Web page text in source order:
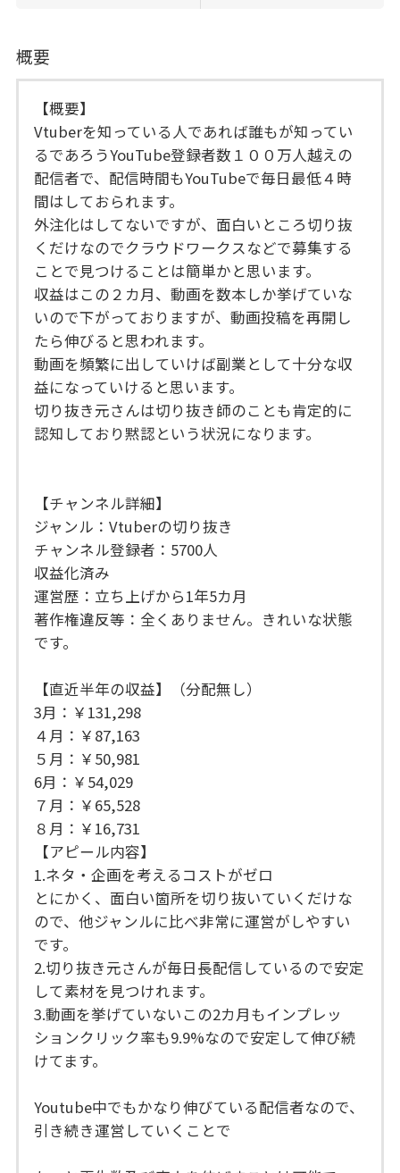
概要
【概要】
Vtuberを知っている人であれば誰もが知ってい
るであろうYouTube登録者数１００万人越えの
配信者で、配信時間もYouTubeで毎日最低４時
間はしておられます。
外注化はしてないですが、面白いところ切り抜
くだけなのでクラウドワークスなどで募集する
ことで見つけることは簡単かと思います。
収益はこの２カ月、動画を数本しか挙げていな
いので下がっておりますが、動画投稿を再開し
たら伸びると思われます。
動画を頻繁に出していけば副業として十分な収
益になっていけると思います。
切り抜き元さんは切り抜き師のことも肯定的に
認知しており黙認という状況になります。
【チャンネル詳細】
ジャンル：Vtuberの切り抜き
チャンネル登録者：5700人
収益化済み
運営歴：立ち上げから1年5カ月
著作権違反等：全くありません。きれいな状態
です。
【直近半年の収益】（分配無し）
3月：￥131,298
４月：￥87,163
５月：￥50,981
6月：￥54,029
７月：￥65,528
８月：￥16,731
【アピール内容】
1.ネタ・企画を考えるコストがゼロ
とにかく、面白い箇所を切り抜いていくだけな
ので、他ジャンルに比べ非常に運営がしやすい
です。
2.切り抜き元さんが毎日長配信しているので安定
して素材を見つけれます。
3.動画を挙げていないこの2カ月もインプレッ
ションクリック率も9.9%なので安定して伸び続
けてます。
Youtube中でもかなり伸びている配信者なので、
引き続き運営していくことで